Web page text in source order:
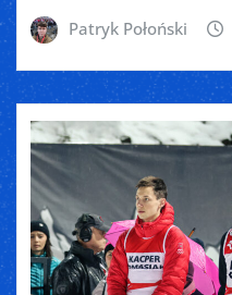
Patryk Połoński